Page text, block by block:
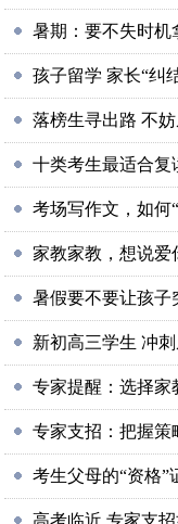
暑期：要不失时机
孩子留学 家长“纠
落榜生寻出路 不
十类考生最适合复
考场写作文，如何
家教家教，想说爱
暑假要不要让孩子
新初高三学生 冲
专家提醒：选择家
专家支招：把握策
考生父母的“资格”
高考临近 专家支